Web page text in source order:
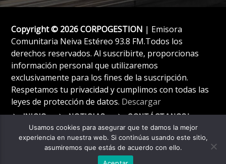
Copyright © 2026 CORPOGESTION | Emisora
Comunitaria Neiva Estéreo 93.8 FM.Todos los
derechos reservados. Al suscribirte, proporcionas
información personal que utilizaremos
exclusivamente para los fines de la suscripción.
Respetamos tu privacidad y cumplimos con todas las
leyes de protección de datos. Descargar
INICIO NOTICIAS CONTÁCTANOS!
Usamos cookies para asegurar que te damos la mejor
experiencia en nuestra web. Si continúas usando este sitio,
asumiremos que estás de acuerdo con ello.